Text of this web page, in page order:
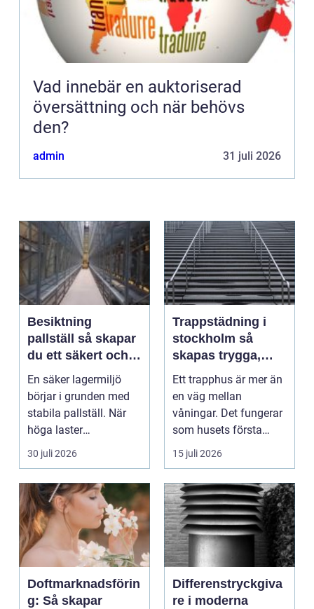
Vad innebär en auktoriserad
översättning och när behövs
den?
admin 31 juli 2026
Besiktning
pallställ så skapar
du ett säkert och
effektivt lager
En säker lagermiljö
börjar i grunden med
stabila pallställ. När
höga laster
kombineras med
trucktraf...
30 juli 2026
Trappstädning i
stockholm så
skapas trygga,
rena och hållbara
trapphus
Ett trapphus är mer än
en väg mellan
våningar. Det fungerar
som husets första
intryck, mötesplats
oc...
15 juli 2026
Doftmarknadsförin
g: Så skapar
Differenstryckgiva
re i moderna